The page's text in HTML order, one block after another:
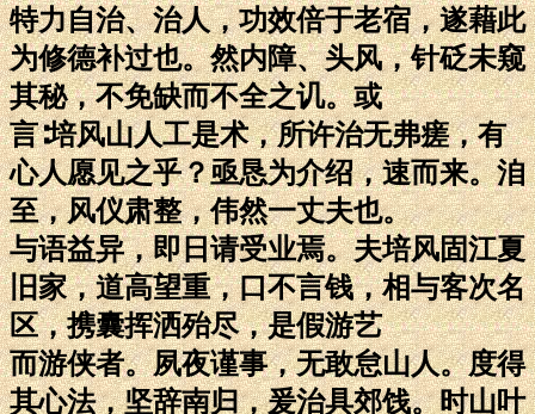
特力自治、治人，功效倍于老宿，遂藉此
为修德补过也。然内障、头风，针砭未窥
其秘，不免缺而不全之讥。或
言∶培风山人工是术，所许治无弗瘥，有
心人愿见之乎？亟恳为介绍，速而来。洎
至，风仪肃整，伟然一丈夫也。
与语益异，即日请受业焉。夫培风固江夏
旧家，道高望重，口不言钱，相与客次名
区，携囊挥洒殆尽，是假游艺
而游侠者。夙夜谨事，无敢怠山人。度得
其心法，坚辞南归，爰治具郊饯。时山叶